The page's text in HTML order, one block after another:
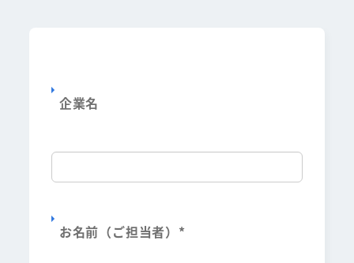
企業名
お名前（ご担当者） *